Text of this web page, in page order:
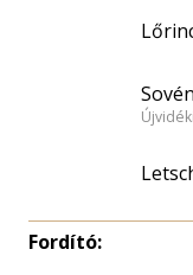
Fordító: